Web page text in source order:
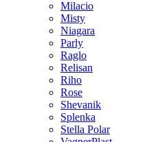
Milacio
Misty
Niagara
Parly
Raglo
Relisan
Riho
Rose
Shevanik
Splenka
Stella Polar